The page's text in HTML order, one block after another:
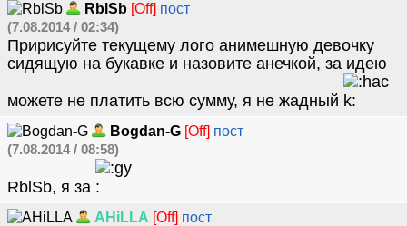
RblSb [Off] пост
(7.08.2014 / 02:34)
Пририсуйте текущему лого анимешную девочку
сидящую на букавке и назовите анечкой, за идею
можете не платить всю сумму, я не жадный
Bogdan-G [Off] пост
(7.08.2014 / 08:58)
RblSb, я за
AHiLLA [Off] пост